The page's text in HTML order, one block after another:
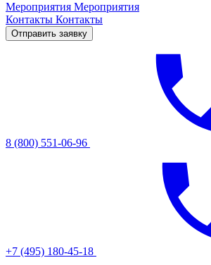
Мероприятия Мероприятия
Контакты Контакты
Отправить заявку
8 (800) 551-06-96
+7 (495) 180-45-18